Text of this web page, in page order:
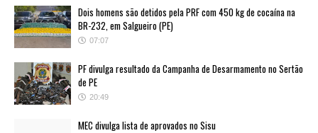
Dois homens são detidos pela PRF com 450 kg de cocaína na
BR-232, em Salgueiro (PE)
07:07
PF divulga resultado da Campanha de Desarmamento no Sertão
de PE
20:49
MEC divulga lista de aprovados no Sisu